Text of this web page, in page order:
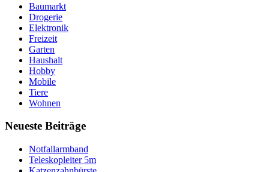
Baumarkt
Drogerie
Elektronik
Freizeit
Garten
Haushalt
Hobby
Mobile
Tiere
Wohnen
Neueste Beiträge
Notfallarmband
Teleskopleiter 5m